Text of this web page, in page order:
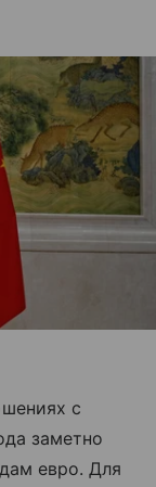
с
заметно
евро. Для